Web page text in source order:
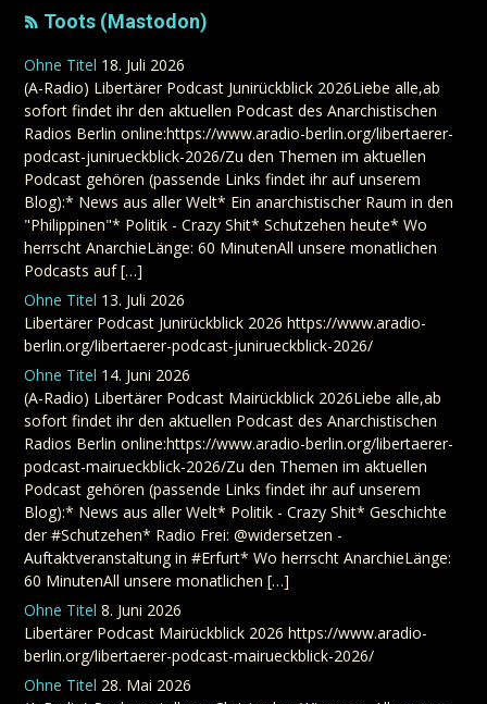
Toots (Mastodon)
Ohne Titel 18. Juli 2026
(A-Radio) Libertärer Podcast Junirückblick 2026Liebe alle,ab
sofort findet ihr den aktuellen Podcast des Anarchistischen
Radios Berlin online:https://www.aradio-berlin.org/libertaerer-
podcast-junirueckblick-2026/Zu den Themen im aktuellen
Podcast gehören (passende Links findet ihr auf unserem
Blog):* News aus aller Welt* Ein anarchistischer Raum in den
"Philippinen"* Politik - Crazy Shit* Schutzehen heute* Wo
herrscht AnarchieLänge: 60 MinutenAll unsere monatlichen
Podcasts auf […]
Ohne Titel 13. Juli 2026
Libertärer Podcast Junirückblick 2026 https://www.aradio-
berlin.org/libertaerer-podcast-junirueckblick-2026/
Ohne Titel 14. Juni 2026
(A-Radio) Libertärer Podcast Mairückblick 2026Liebe alle,ab
sofort findet ihr den aktuellen Podcast des Anarchistischen
Radios Berlin online:https://www.aradio-berlin.org/libertaerer-
podcast-mairueckblick-2026/Zu den Themen im aktuellen
Podcast gehören (passende Links findet ihr auf unserem
Blog):* News aus aller Welt* Politik - Crazy Shit* Geschichte
der #Schutzehen* Radio Frei: @widersetzen -
Auftaktveranstaltung in #Erfurt* Wo herrscht AnarchieLänge:
60 MinutenAll unsere monatlichen […]
Ohne Titel 8. Juni 2026
Libertärer Podcast Mairückblick 2026 https://www.aradio-
berlin.org/libertaerer-podcast-mairueckblick-2026/
Ohne Titel 28. Mai 2026